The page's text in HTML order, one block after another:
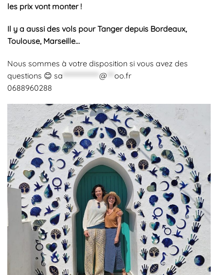
les prix vont monter !
Il y a aussi des vols pour Tanger depuis Bordeaux,
Toulouse, Marseille…
Nous sommes à votre disposition si vous avez des
questions 😊 sa @
oo.fr
0688960288